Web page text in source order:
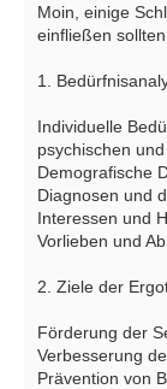
Moin, einige
einfließen
1.
Individuelle
psychischen
Demografische
Diagnosen und
Interessen und
Vorlieben und
2. Ziele der
Förderung der
Verbesserung
Prävention von